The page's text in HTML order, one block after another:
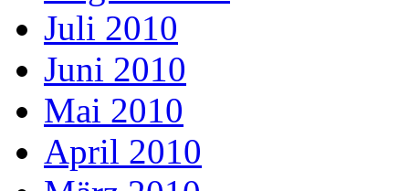
Juli 2010
Juni 2010
Mai 2010
April 2010